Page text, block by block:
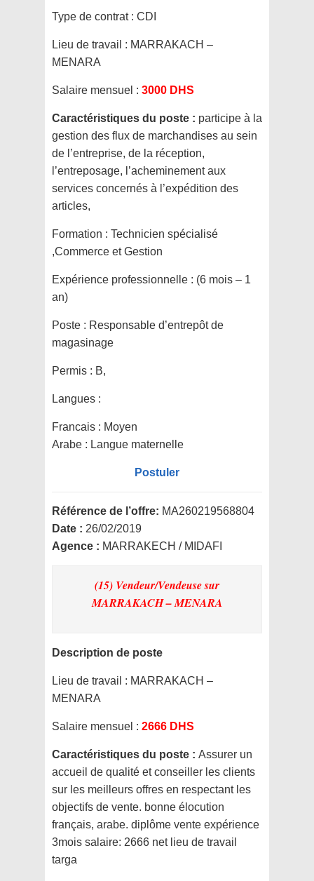
Type de contrat : CDI
Lieu de travail : MARRAKACH –
MENARA
Salaire mensuel : 3000 DHS
Caractéristiques du poste : participe à la
gestion des flux de marchandises au sein
de l’entreprise, de la réception,
l’entreposage, l’acheminement aux
services concernés à l’expédition des
articles,
Formation : Technicien spécialisé
,Commerce et Gestion
Expérience professionnelle : (6 mois – 1
an)
Poste : Responsable d’entrepôt de
magasinage
Permis : B,
Langues :
Francais : Moyen
Arabe : Langue maternelle
Postuler
Référence de l’offre: MA260219568804
Date : 26/02/2019
Agence : MARRAKECH / MIDAFI
(15) Vendeur/Vendeusesur
MARRAKACH – MENARA
Description de poste
Lieu de travail : MARRAKACH –
MENARA
Salaire mensuel : 2666 DHS
Caractéristiques du poste : Assurer un
accueil de qualité et conseiller les clients
sur les meilleurs offres en respectant les
objectifs de vente. bonne élocution
français, arabe. diplôme vente expérience
3mois salaire: 2666 net lieu de travail
targa